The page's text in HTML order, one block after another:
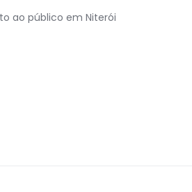
ao público em Niterói